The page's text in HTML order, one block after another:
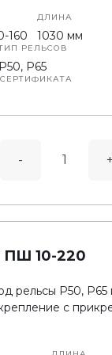
160
ДЛИНА
1030 мм
РЕЛЬСОВ
Р50, Р65
- +
ПШ 10-220
рельсы Р50, Р65
с